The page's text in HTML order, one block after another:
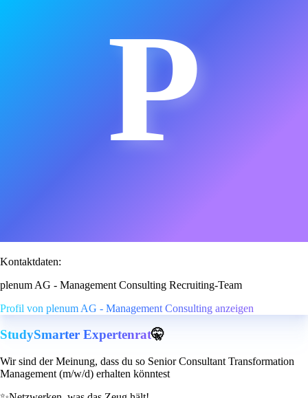
P
Kontaktdaten:
plenum AG - Management Consulting Recruiting-Team
Profil von plenum AG - Management Consulting anzeigen
StudySmarter Expertenrat🤫
Wir sind der Meinung, dass du so Senior Consultant Transformation
Management (m/w/d) erhalten könntest